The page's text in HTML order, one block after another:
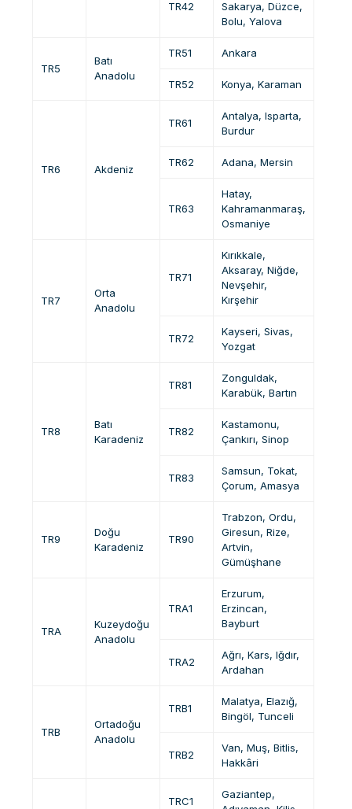
TR42
Sakarya, Düzce,
Bolu, Yalova
TR5
Batı
Anadolu
TR51 Ankara
TR52 Konya, Karaman
TR6 Akdeniz
TR61
Antalya, Isparta,
Burdur
TR62 Adana, Mersin
TR63
Hatay,
Kahramanmaraş,
Osmaniye
TR7
Orta
Anadolu
TR71
Kırıkkale,
Aksaray, Niğde,
Nevşehir,
Kırşehir
TR72
Kayseri, Sivas,
Yozgat
TR8
Batı
Karadeniz
TR81
Zonguldak,
Karabük, Bartın
TR82
Kastamonu,
Çankırı, Sinop
TR83
Samsun, Tokat,
Çorum, Amasya
TR9
Doğu
Karadeniz
TR90
Trabzon, Ordu,
Giresun, Rize,
Artvin,
Gümüşhane
TRA
Kuzeydoğu
Anadolu
TRA1
Erzurum,
Erzincan,
Bayburt
TRA2
Ağrı, Kars, Iğdır,
Ardahan
TRB
Ortadoğu
Anadolu
TRB1
Malatya, Elazığ,
Bingöl, Tunceli
TRB2
Van, Muş, Bitlis,
Hakkâri
TRC1
Gaziantep,